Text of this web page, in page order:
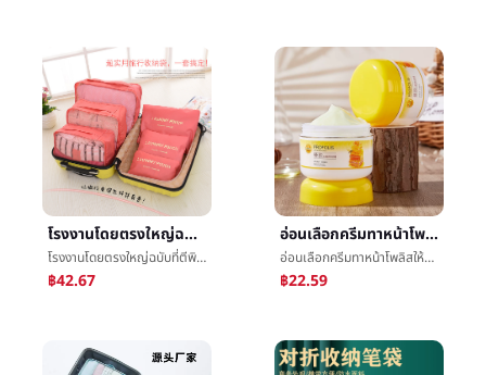
โรงงานโดยตรงใหญ่ฉบับที่ตีพิมพ์เดินทางกระเป๋าหกชุดชั้นวางของบรรจุภัณฑ์มัลติฟังก์ชั่เกาหลีฉบับที่ตีพิมพ์เสื้อผ้าชั้นวางของบรรจุภัณฑ์หกชุด
โรงงานโดยตรงใหญ่ฉบับที่ตีพิมพ์เดินทางกระเป๋าหกชุดชั้นวางของบรรจุภัณฑ์มัลติฟังก์ชั่เกาหลีฉบับที่ตีพิมพ์เสื้อผ้าชั้นวางของบรรจุภัณฑ์หกชุด
฿42.67
อ่อนเลือกครีมทาหน้าโพลิสให้ความชุ่มชื้นน้ำค้างแข็ง100gการเสริมกำลังให้ความชุ่มชื้นแสงความรู้สึกçสดใสæ¶¦è¤น้ำค้างแข็ง
อ่อนเลือกครีมทาหน้าโพลิสให้ความชุ่มชื้นน้ำค้างแข็ง100gการเสริมกำลังให้ความชุ่มชื้นแสงความรู้สึกçสดใสæ¶¦è¤น้ำค้างแข็ง
฿22.59